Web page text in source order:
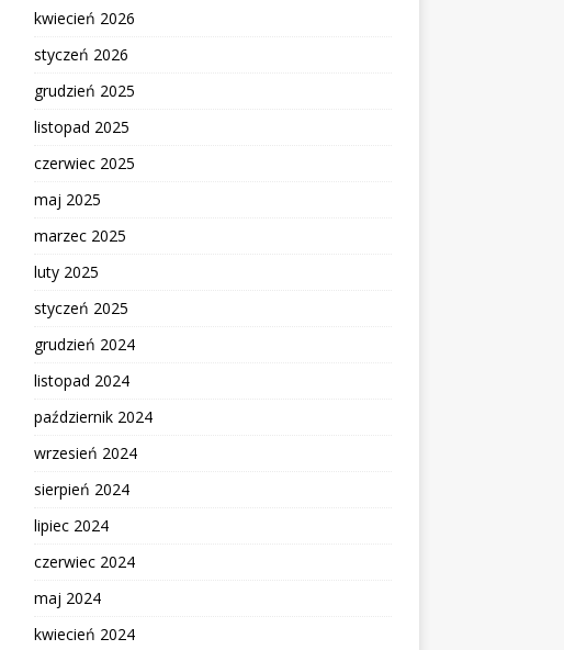
kwiecień 2026
styczeń 2026
grudzień 2025
listopad 2025
czerwiec 2025
maj 2025
marzec 2025
luty 2025
styczeń 2025
grudzień 2024
listopad 2024
październik 2024
wrzesień 2024
sierpień 2024
lipiec 2024
czerwiec 2024
maj 2024
kwiecień 2024